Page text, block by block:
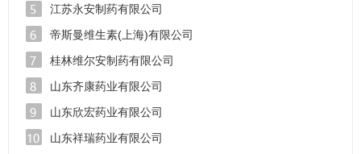
江苏永安制药有限公司
帝斯曼维生素(上海)有限公司
桂林维尔安制药有限公司
山东齐康药业有限公司
山东欣宏药业有限公司
山东祥瑞药业有限公司